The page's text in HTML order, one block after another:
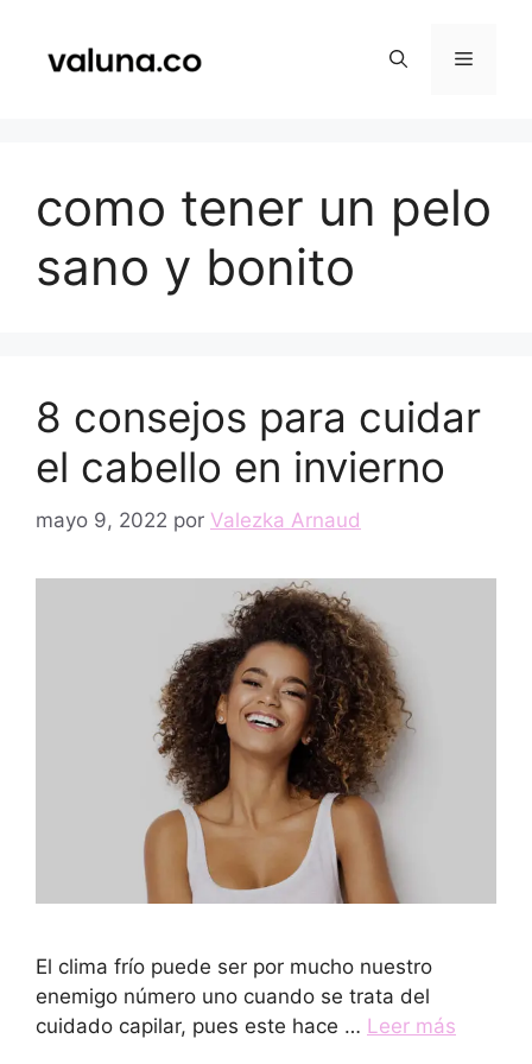
contenido
Menú
como tener un pelo
sano y bonito
8 consejos para cuidar
el cabello en invierno
mayo 9, 2022 por Valezka Arnaud
El clima frío puede ser por mucho nuestro
enemigo número uno cuando se trata del
cuidado capilar, pues este hace … Leer más